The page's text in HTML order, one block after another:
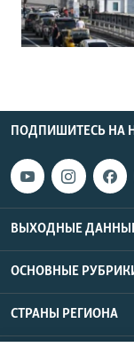
ПОДПИШИТЕСЬ НА
ВЫХОДНЫЕ
ОСНОВНЫЕ
СТРАНЫ РЕГИОНА